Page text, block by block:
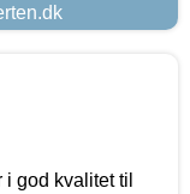
god kvalitet til